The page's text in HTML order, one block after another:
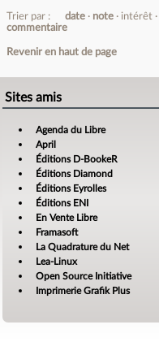
Trier par : date note intérêt
commentaire
Revenir en haut de page
Sites amis
Agenda du Libre
April
Éditions D-BookeR
Éditions Diamond
Éditions Eyrolles
Éditions ENI
En Vente Libre
Framasoft
La Quadrature du Net
Lea-Linux
Open Source Initiative
Imprimerie Grafik Plus